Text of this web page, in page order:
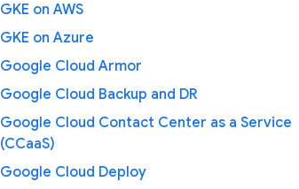
GKE on AWS
GKE on Azure
Google Cloud Armor
Google Cloud Backup and DR
Google Cloud Contact Center as a Service
(CCaaS)
Google Cloud Deploy